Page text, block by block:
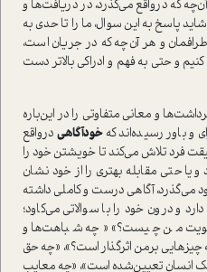
که در‌واقع می‌گذرد، در دریافت‌ها و
پاسخ به این سوال، ما را تا حدی به
و هر آن‌چه که در جریان ا‌ست،
و حتی به فهم و ادراکی بالاتر دست
و معانی متفاوتی را در این‌باره
و باور رسیده‌اند که خودآگاهیدر‌واقع
فرد تلاش می‌کند تا خویشتن خود را
و یا حتی مقابله بهتری را از خود نشان
می‌گذرد، آگاهی درست و کاملی داشته
و درون خود را با سوالاتی می‌کاود؛
من چیست؟» «چه شباهت‌ها و
چیزهایی برمن اثرگذار ا‌ست؟»، «چه حق
یک انسان تعیین‌شده ا‌ست»، «چه معایب